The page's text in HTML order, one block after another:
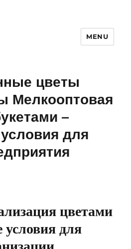
MENU
цветы
Мелкооптовая
–
для
цветами
для